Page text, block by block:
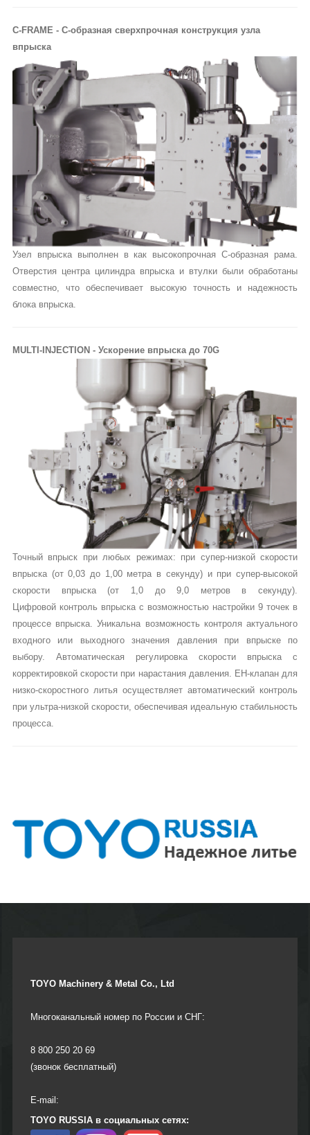
C-FRAME - С-образная сверхпрочная конструкция узла
впрыска
Узел впрыска выполнен в как высокопрочная С-образная рама.
Отверстия центра цилиндра впрыска и втулки были обработаны
совместно, что обеспечивает высокую точность и надежность
блока впрыска.
MULTI-INJECTION - Ускорение впрыска до 70G
Точный впрыск при любых режимах: при супер-низкой скорости
впрыска (от 0,03 до 1,00 метра в секунду) и при супер-высокой
скорости впрыска (от 1,0 до 9,0 метров в секунду).
Цифровой контроль впрыска с возможностью настройки 9 точек в
процессе впрыска. Уникальна возможность контроля актуального
входного или выходного значения давления при впрыске по
выбору. Автоматическая регулировка скорости впрыска с
корректировкой скорости при нарастания давления. EH-клапан для
низко-скоростного литья осуществляет автоматический контроль
при ультра-низкой скорости, обеспечивая идеальную стабильность
процесса.
TOYO Machinery & Metal Co., Ltd
Многоканальный номер по России и СНГ:
8 800 250 20 69
(звонок бесплатный)
E-mail:
TOYO RUSSIA в социальных сетях: